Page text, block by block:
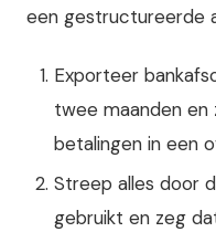
een gestructureerde
Exporteer
twee maanden
betalingen in een
Streep alles door
gebruikt en zeg